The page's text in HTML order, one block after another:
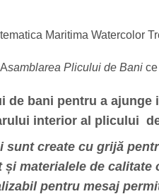
Maritima Watercolor
Asamblarea Plicului de Bani
de bani pentru a ajunge
interior al plicului
sunt create cu grijă
și materialele de calitate
pentru mesaj